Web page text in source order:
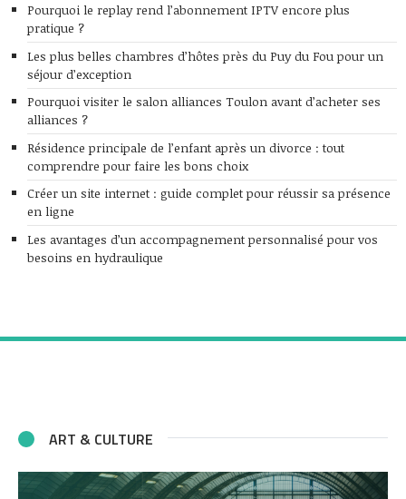
Pourquoi le replay rend l’abonnement IPTV encore plus
pratique ?
Les plus belles chambres d’hôtes près du Puy du Fou pour un
séjour d’exception
Pourquoi visiter le salon alliances Toulon avant d’acheter ses
alliances ?
Résidence principale de l’enfant après un divorce : tout
comprendre pour faire les bons choix
Créer un site internet : guide complet pour réussir sa présence
en ligne
Les avantages d’un accompagnement personnalisé pour vos
besoins en hydraulique
ART & CULTURE